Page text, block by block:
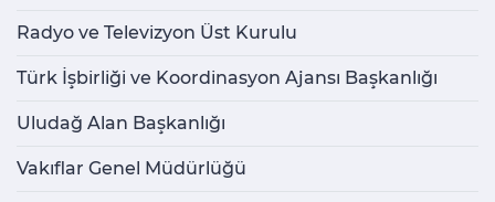
Radyo ve Televizyon Üst Kurulu
Türk İşbirliği ve Koordinasyon Ajansı Başkanlığı
Uludağ Alan Başkanlığı
Vakıflar Genel Müdürlüğü